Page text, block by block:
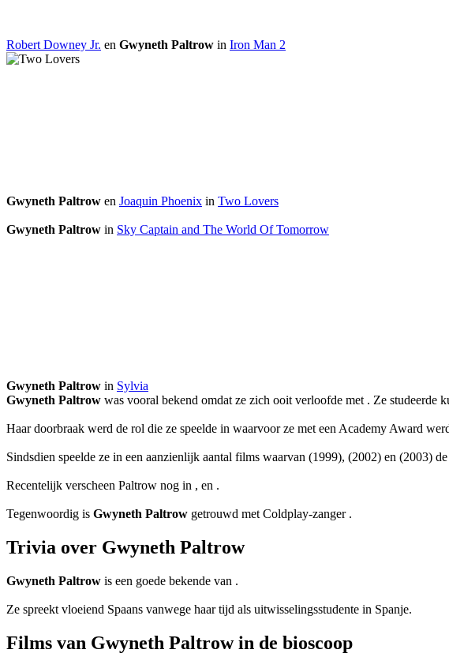
Robert Downey Jr. en Gwyneth Paltrow in Iron Man 2
Gwyneth Paltrow en Joaquin Phoenix in Two Lovers
Gwyneth Paltrow in Sky Captain and The World Of Tomorrow
Gwyneth Paltrow in Sylvia
Gwyneth Paltrow was vooral bekend omdat ze zich ooit verloofde met . Ze studeerde
Haar doorbraak werd de rol die ze speelde in waarvoor ze met een Academy Award
Sindsdien speelde ze in een aanzienlijk aantal films waarvan (1999), (2002) en (2003)
Recentelijk verscheen Paltrow nog in , en .
Tegenwoordig is Gwyneth Paltrow getrouwd met Coldplay-zanger .
Trivia over Gwyneth Paltrow
Gwyneth Paltrow is een goede bekende van .
Ze spreekt vloeiend Spaans vanwege haar tijd als uitwisselingsstudente in Spanje.
Films van Gwyneth Paltrow in de bioscoop